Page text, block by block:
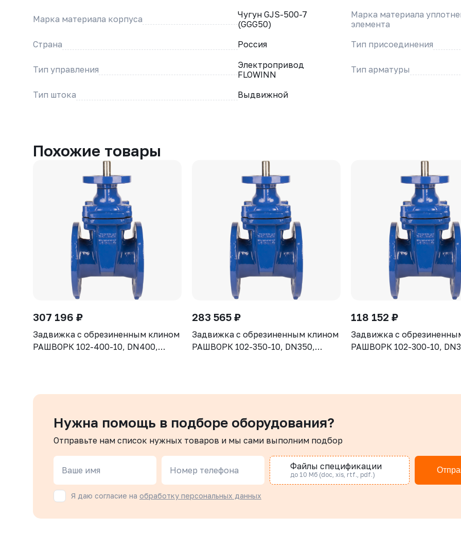
Марка материала корпуса
Чугун GJS-500-7
(GGG50)
Марка материала
элемента
Страна Россия Тип присоединения
Тип управления
Электропривод
FLOWINN
Тип арматуры
Тип штока Выдвижной
Похожие товары
307 196 ₽
Задвижка с обрезиненным клином
РАШВОРК 102-400-10, DN400,
283 565 ₽
Задвижка с обрезиненным клином
РАШВОРК 102-350-10, DN350,
118 152 ₽
Задвижка с
РАШВОРК 102-300-10,
Нужна помощь в подборе оборудования?
Отправьте нам список нужных товаров и мы сами выполним подбор
Ваше имя Номер телефона Файлы спецификации
до 10 Мб (doc, xis, rtf., pdf.)
Я даю согласие на обработку персональных данных